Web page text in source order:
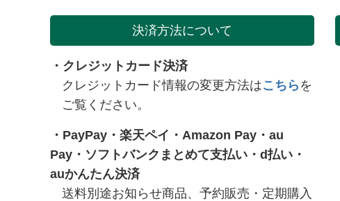
決済方法について
・クレジットカード決済
クレジットカード情報の変更方法はこちら を
ご覧ください。
・ PayPay ・ 楽天ペイ ・ Amazon Pay ・ au
Pay ・ ソフトバンクまとめて支払い ・ d払い ・
auかんたん決済
送料別途お知らせ商品、予約販売・定期購入